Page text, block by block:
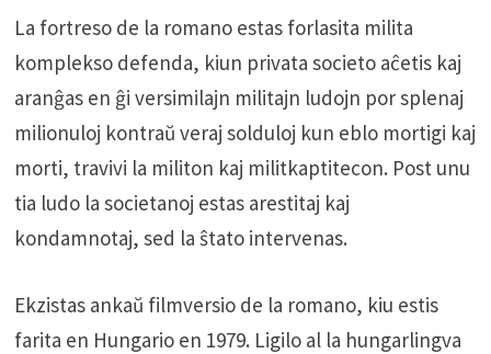
La fortreso de la romano estas forlasita milita
komplekso defenda, kiun privata societo aĉetis kaj
aranĝas en ĝi versimilajn militajn ludojn por splenaj
milionuloj kontraŭ veraj solduloj kun eblo mortigi kaj
morti, travivi la militon kaj militkaptitecon. Post unu
tia ludo la societanoj estas arestitaj kaj
kondamnotaj, sed la ŝtato intervenas.
Ekzistas ankaŭ filmversio de la romano, kiu estis
farita en Hungario en 1979. Ligilo al la hungarlingva